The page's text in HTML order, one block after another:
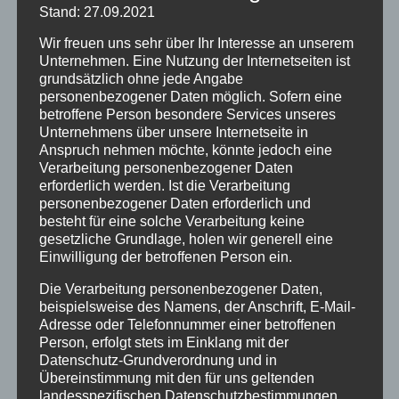
Info
Termine
Archiv
April 2023
Januar 2021
Juli 2020
März 2018
Dezember 2017
März 2017
November 2016
August 2016
Juli 2016
Stand: 27.09.2021
Wir freuen uns sehr über Ihr Interesse an unserem
Unternehmen. Eine Nutzung der Internetseiten ist
grundsätzlich ohne jede Angabe
personenbezogener Daten möglich. Sofern eine
betroffene Person besondere Services unseres
Unternehmens über unsere Internetseite in
Anspruch nehmen möchte, könnte jedoch eine
Verarbeitung personenbezogener Daten
erforderlich werden. Ist die Verarbeitung
personenbezogener Daten erforderlich und
besteht für eine solche Verarbeitung keine
gesetzliche Grundlage, holen wir generell eine
Einwilligung der betroffenen Person ein.
Die Verarbeitung personenbezogener Daten,
beispielsweise des Namens, der Anschrift, E-Mail-
Adresse oder Telefonnummer einer betroffenen
Person, erfolgt stets im Einklang mit der
Datenschutz-Grundverordnung und in
Übereinstimmung mit den für uns geltenden
landesspezifischen Datenschutzbestimmungen.